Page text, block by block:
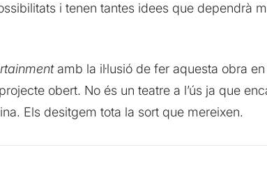
i tenen tantes idees que dependrà
amb la il·lusió de fer aquesta obra
obert. No és un teatre a l’ús ja que
Els desitgem tota la sort que mereixen.